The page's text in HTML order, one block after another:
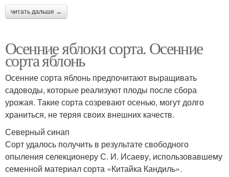
читать дальше →
Осенние яблоки сорта. Осенние
сорта яблонь
Осенние сорта яблонь предпочитают выращивать
садоводы, которые реализуют плоды после сбора
урожая. Такие сорта созревают осенью, могут долго
храниться, не теряя своих внешних качеств.
Северный синап
Сорт удалось получить в результате свободного
опыления селекционеру С. И. Исаеву, использовавшему
семенной материал сорта «Китайка Кандиль».